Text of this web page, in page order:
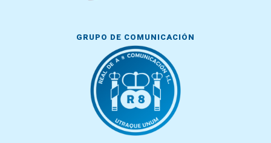
GRUPO DE COMUNICACIÓN